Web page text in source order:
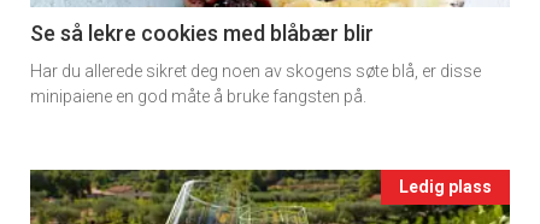
11
Ukens
Se så lekre cookies med blåbær blir
Har du allerede sikret deg noen av skogens søte blå, er disse
minipaiene en god måte å bruke fangsten på.
Events
Ledig plass